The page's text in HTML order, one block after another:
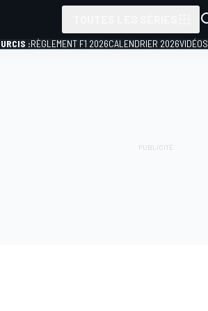
:RÈGLEMENT F1 2026CALENDRIER 2026VIDÉOS